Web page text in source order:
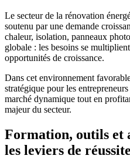
Le secteur de la rénovation
soutenu par une demande
chaleur, isolation, panneaux
globale : les besoins se
opportunités de croissance.
Dans cet environnement
stratégique pour les
marché dynamique tout en
majeur du secteur.
Formation, outils et
les leviers de